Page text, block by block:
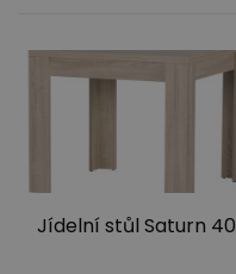
Jídelní stůl Saturn 40